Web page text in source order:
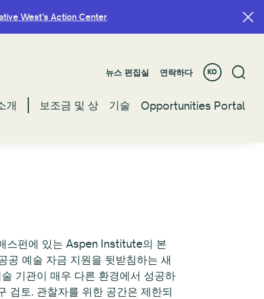
West’s Action Center.
뉴스 편집실 연락하다 KO
개 보조금 및 상 기술 Opportunities Portal
West’s Action Center.
뉴스 편집실 연락하다 KO
개 보조금 및 상 기술 Opportunities Portal
스펀에 있는 Aspen Institute의 본
예술 자금 지원을 뒷받침하는 새
기관이 매우 다른 환경에서 성공하
검토. 관찰자를 위한 공간은 제한되